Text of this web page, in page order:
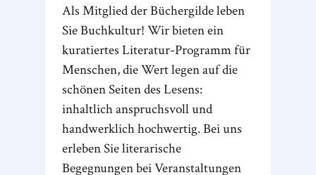
Als Mitglied der Büchergilde leben
Sie Buchkultur! Wir bieten ein
kuratiertes Literatur-Programm für
Menschen, die Wert legen auf die
schönen Seiten des Lesens:
inhaltlich anspruchsvoll und
handwerklich hochwertig. Bei uns
erleben Sie literarische
Begegnungen bei Veranstaltungen